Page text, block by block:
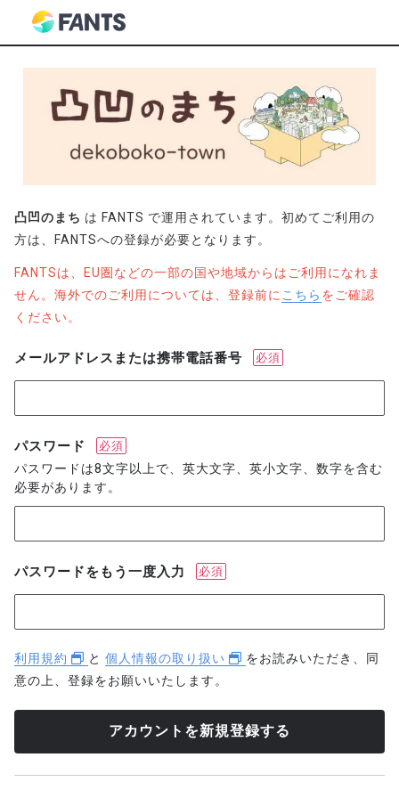
凸凹のまち は FANTS で運用されています。初めてご利用の
方は、FANTSへの登録が必要となります。
FANTSは、EU圏などの一部の国や地域からはご利用になれま
せん。海外でのご利用については、登録前に こちら をご確認
ください。
メールアドレスまたは携帯電話番号 必須
パスワード 必須
パスワードは8文字以上で、英大文字、英小文字、数字を含む
必要があります。
パスワードをもう一度入力 必須
利用規約 と 個人情報の取り扱い
をお読みいただき、同
意の上、登録をお願いいたします。